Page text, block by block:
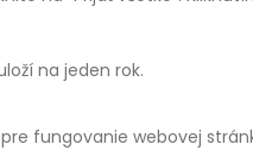
na jeden rok.
fungovanie webovej